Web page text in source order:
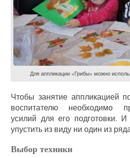
Для аппликации «Грибы» можно
Чтобы занятие аппликацией
воспитателю необходимо
усилий для его подготовки.
упустить из виду ни один из
Выбор техники